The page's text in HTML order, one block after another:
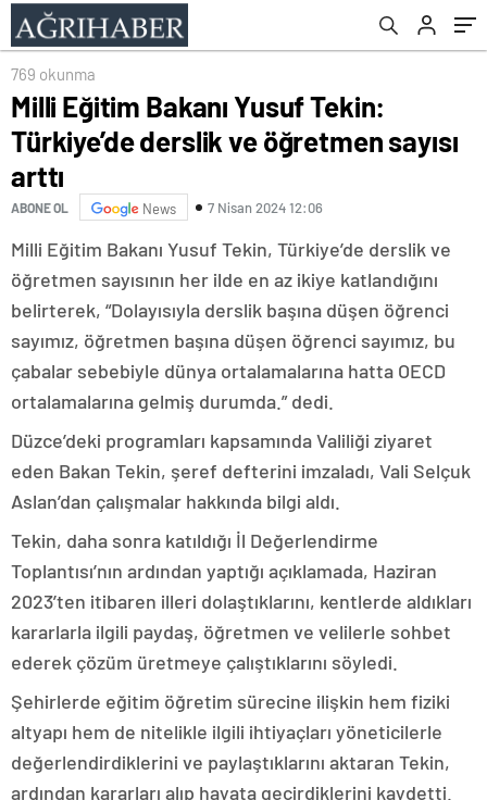
769 okunma
Milli Eğitim Bakanı Yusuf Tekin:
Türkiye’de derslik ve öğretmen sayısı
arttı
ABONE OL News 7 Nisan 2024 12:06
Milli Eğitim Bakanı Yusuf Tekin, Türkiye’de derslik ve
öğretmen sayısının her ilde en az ikiye katlandığını
belirterek, “Dolayısıyla derslik başına düşen öğrenci
sayımız, öğretmen başına düşen öğrenci sayımız, bu
çabalar sebebiyle dünya ortalamalarına hatta OECD
ortalamalarına gelmiş durumda.” dedi.
Düzce’deki programları kapsamında Valiliği ziyaret
eden Bakan Tekin, şeref defterini imzaladı, Vali Selçuk
Aslan’dan çalışmalar hakkında bilgi aldı.
Tekin, daha sonra katıldığı İl Değerlendirme
Toplantısı’nın ardından yaptığı açıklamada, Haziran
2023’ten itibaren illeri dolaştıklarını, kentlerde aldıkları
kararlarla ilgili paydaş, öğretmen ve velilerle sohbet
ederek çözüm üretmeye çalıştıklarını söyledi.
Şehirlerde eğitim öğretim sürecine ilişkin hem fiziki
altyapı hem de nitelikle ilgili ihtiyaçları yöneticilerle
değerlendirdiklerini ve paylaştıklarını aktaran Tekin,
ardından kararları alıp hayata geçirdiklerini kaydetti.